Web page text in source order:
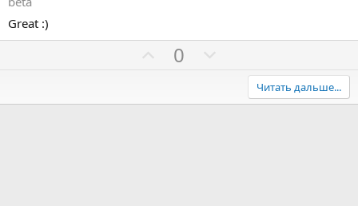
и
ы
и
ы
в
Great :)
П
и
0
а
Читать дальше...